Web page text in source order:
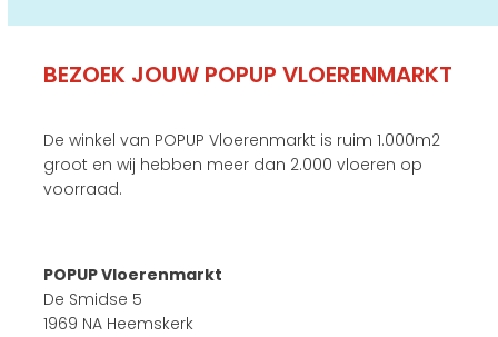
BEZOEK JOUW POPUP VLOERENMARKT
De winkel van POPUP Vloerenmarkt is ruim 1.000m2
groot en wij hebben meer dan 2.000 vloeren op
voorraad.
POPUP Vloerenmarkt
De Smidse 5
1969 NA Heemskerk